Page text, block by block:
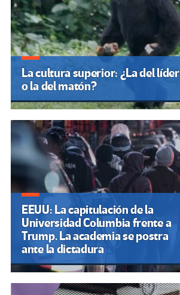
La cultura superior: ¿La del líder
o la del matón?
EEUU: La capitulación de la
Universidad Columbia frente a
Trump. La academia se postra
ante la dictadura